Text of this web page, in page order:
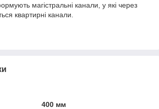
магістральні канали, у які через
квартирні канали.
400 мм